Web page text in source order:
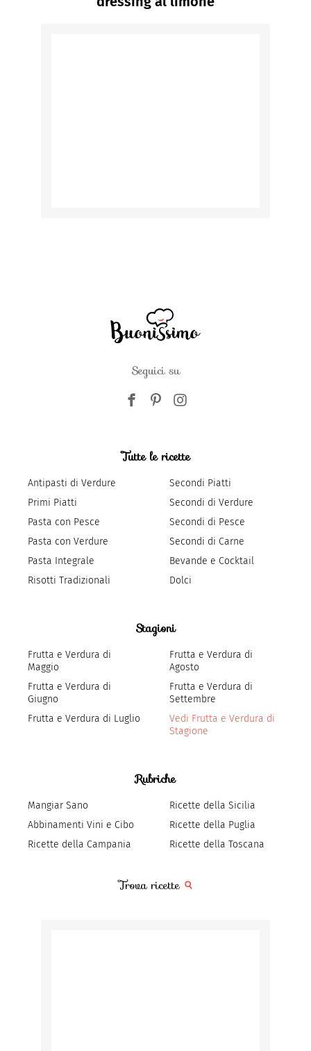
Seguici su
Tutte le ricette
Antipasti di Verdure
Primi Piatti
Pasta con Pesce
Pasta con Verdure
Pasta Integrale
Risotti Tradizionali
Secondi Piatti
Secondi di Verdure
Secondi di Pesce
Secondi di Carne
Bevande e Cocktail
Dolci
Stagioni
Frutta e Verdura di
Maggio
Frutta e Verdura di
Giugno
Frutta e Verdura di Luglio
Frutta e Verdura di
Agosto
Frutta e Verdura di
Settembre
Vedi Frutta e Verdura di
Stagione
Rubriche
Mangiar Sano
Abbinamenti Vini e Cibo
Ricette della Campania
Ricette della Sicilia
Ricette della Puglia
Ricette della Toscana
Trova ricette